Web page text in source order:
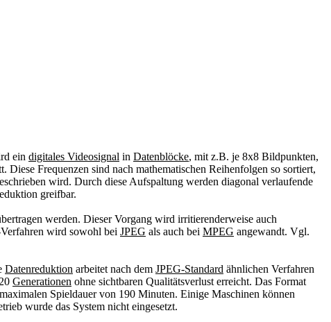
ein digitales Videosignal in Datenblöcke, mit z.B. je 8x8 Bildpunkten,
Diese Frequenzen sind nach mathematischen Reihenfolgen so sortiert,
wird. Durch diese Aufspaltung werden diagonal verlaufende
greifbar.
werden. Dieser Vorgang wird irritierenderweise auch
wird sowohl bei JPEG als auch bei MPEG angewandt. Vgl.
Datenreduktion arbeitet nach dem JPEG-Standard ähnlichen Verfahren
Generationen ohne sichtbaren Qualitätsverlust erreicht. Das Format
Spieldauer von 190 Minuten. Einige Maschinen können
wurde das System nicht eingesetzt.